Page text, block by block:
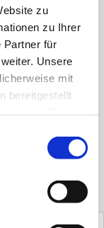
zu
zu Ihrer
Partner für
Unsere
mit
bereitgestellt
Zurücksetzen